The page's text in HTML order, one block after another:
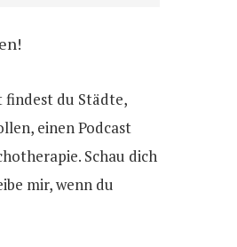
du Städte,
einen Podcast
Schau dich
mir, wenn du